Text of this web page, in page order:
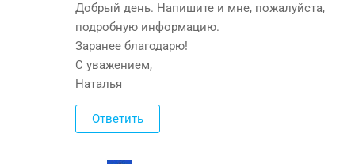
Добрый день. Напишите и мне, пожалуйста,
подробную информацию.
Заранее благодарю!
С уважением,
Наталья
Ответить